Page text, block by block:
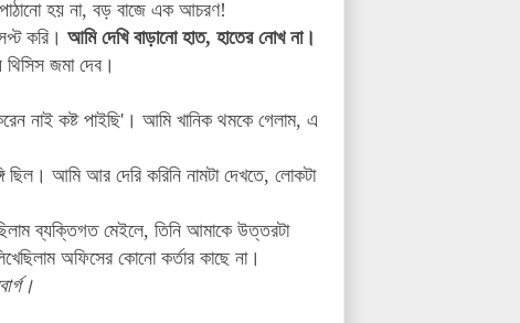
হয় না, বড় বাজে এক আচরণ!
করি। আমি দেখি বাড়ানো হাত, হাতের নোখ না।
জমা দেব।
নাই কষ্ট পাইছি'। আমি খানিক থমকে গেলাম, এ
আমি আর দেরি করিনি নামটা দেখতে, লোকটা
ব্যক্তিগত মেইলে, তিনি আমাকে উত্তরটা
অফিসের কোনো কর্তার কাছে না।